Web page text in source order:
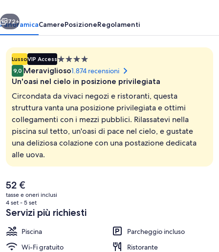
Kingston
Hotels
Piscina all'aperto, ombrelloni da
Avanti
72+
PanoramicaCamerePosizioneRegolamenti
LussoVIP AccessStruttura
a
4.0
9,0 Meraviglioso1.874 recensioni
Un'oasi nel cielo in posizione privilegiata
Circondata da vivaci negozi e ristoranti, questa
struttura vanta una posizione privilegiata e ottimi
collegamenti con i mezzi pubblici. Rilassatevi nella
piscina sul tetto, un'oasi di pace nel cielo, e gustate
una deliziosa colazione con una postazione dedicata
alle uova.
Il
prezzo
attuale
è
52 €
52 €
tasse e oneri inclusi
4 set - 5 set
Servizi più richiesti
Piscina
Parcheggio incluso
Wi-Fi gratuito
Ristorante